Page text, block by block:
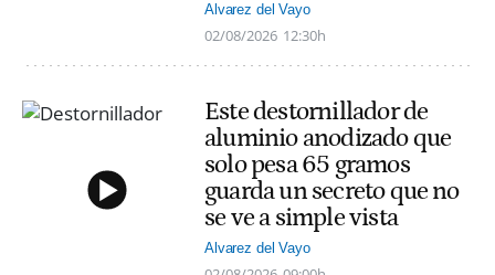
Alvarez del Vayo
02/08/2026 12:30h
Este destornillador de
aluminio anodizado que
solo pesa 65 gramos
guarda un secreto que no
se ve a simple vista
Alvarez del Vayo